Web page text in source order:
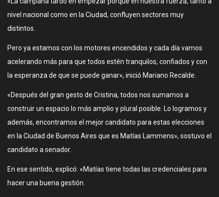
nivel nacional como en la Ciudad, confluyen sectores muy
distintos.
Pero ya estamos con los motores encendidos y cada día vamos
acelerando más para que todos estén tranquilos, confiados y con
la esperanza de que se puede ganar», inició Mariano Recalde.
«Después del gran gesto de Cristina, todos nos sumamos a
construir un espacio lo más amplio y plural posible. Lo logramos y
además, encontramos el mejor candidato para estas elecciones
en la Ciudad de Buenos Aires que es Matías Lammens», sostuvo el
candidato a senador.
En ese sentido, explicó: «Matías tiene todas las credenciales para
hacer una buena gestión.